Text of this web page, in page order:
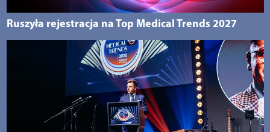
Ruszyła rejestracja na Top Medical Trends 2027